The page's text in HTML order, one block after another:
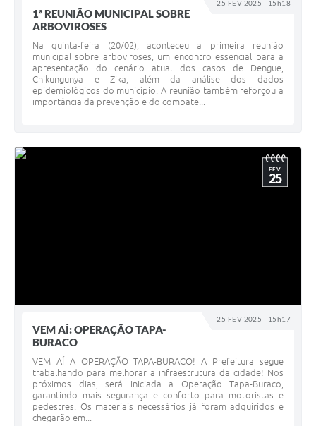
25 FEV 2025 - 15h18
1ª REUNIÃO MUNICIPAL SOBRE
ARBOVIROSES
Na quinta-feira (20/02), aconteceu a primeira reunião
municipal sobre arboviroses, um encontro essencial para a
apresentação do cenário atual dos casos de Dengue,
Chikungunya e Zika, além da análise dos dados
epidemiológicos do município. A reunião também reforçou a
importância da prevenção e do combate...
25 FEV 2025 - 15h17
FEV
25
VEM AÍ: OPERAÇÃO TAPA-
BURACO
VEM AÍ A OPERAÇÃO TAPA-BURACO! A Prefeitura segue
trabalhando para melhorar a infraestrutura da cidade! Nos
próximos dias, será inIciada a Operação Tapa-Buraco,
garantindo mais segurança e conforto para motoristas e
pedestres. Os materiais necessários já foram adquiridos e
chegarão em...